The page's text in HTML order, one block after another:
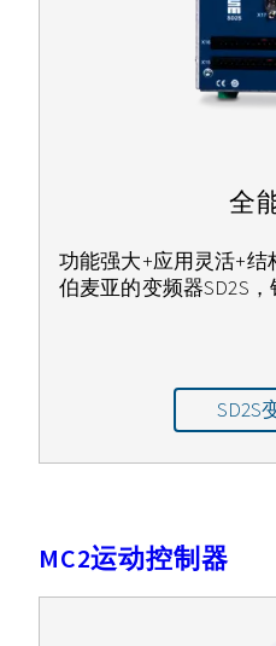
全
功能强大+应用灵活+结
伯麦亚的变频器SD2S，
SD2S
MC2运动控制器